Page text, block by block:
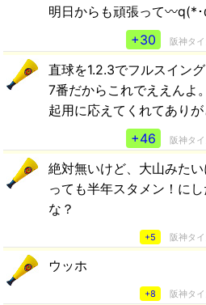
明日からも頑張って〰️q(*
+30
阪神タイ
直球を1.2.3でフルスイング
7番だからこれでええんよ。
起用に応えてくれてありが
+46
阪神タイ
絶対無いけど、大山みた
っても半年スタメン！に
な？
+5 阪神タイ
ウッホ
+8 阪神タイ